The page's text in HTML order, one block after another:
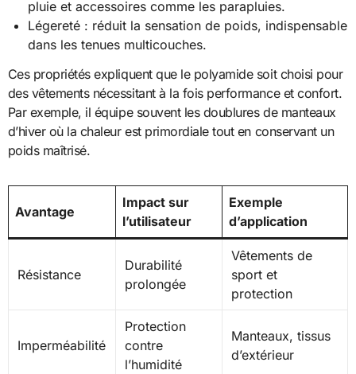
pluie et accessoires comme les parapluies.
Légereté : réduit la sensation de poids, indispensable
dans les tenues multicouches.
Ces propriétés expliquent que le polyamide soit choisi pour
des vêtements nécessitant à la fois performance et confort.
Par exemple, il équipe souvent les doublures de manteaux
d’hiver où la chaleur est primordiale tout en conservant un
poids maîtrisé.
Avantage
Impact sur
l’utilisateur
Exemple
d’application
Résistance
Durabilité
prolongée
Vêtements de
sport et
protection
Imperméabilité
Protection
contre
l’humidité
Manteaux, tissus
d’extérieur